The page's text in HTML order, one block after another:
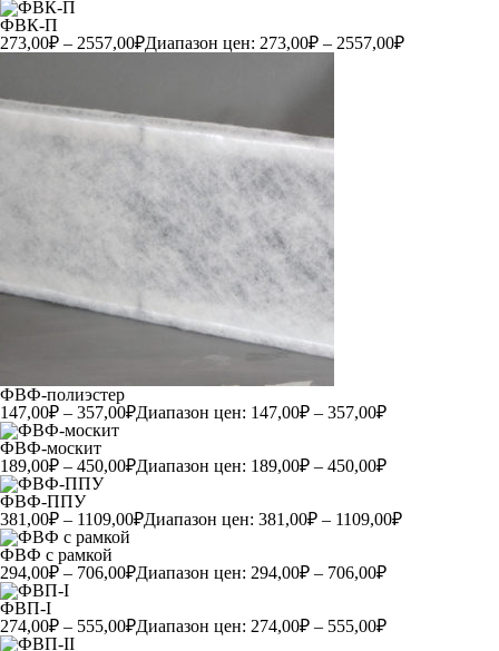
ФВК-П
273,00₽ – 2557,00₽Диапазон цен: 273,00₽ – 2557,00₽
ФВФ-полиэстер
147,00₽ – 357,00₽Диапазон цен: 147,00₽ – 357,00₽
ФВФ-москит
189,00₽ – 450,00₽Диапазон цен: 189,00₽ – 450,00₽
ФВФ-ППУ
381,00₽ – 1109,00₽Диапазон цен: 381,00₽ – 1109,00₽
ФВФ с рамкой
294,00₽ – 706,00₽Диапазон цен: 294,00₽ – 706,00₽
ФВП-I
274,00₽ – 555,00₽Диапазон цен: 274,00₽ – 555,00₽